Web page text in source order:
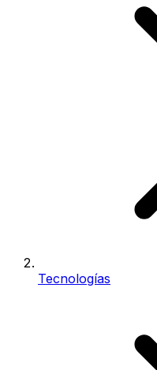
Tecnologías